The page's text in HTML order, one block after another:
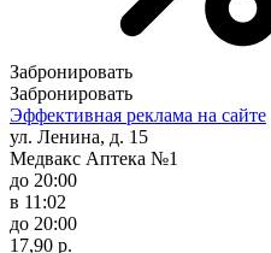
Забронировать
Забронировать
Эффективная реклама на сайте
ул. Ленина, д. 15
Медвакс Аптека №1
до 20:00
в 11:02
до 20:00
17,90 р.